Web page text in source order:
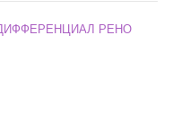
РЕНО